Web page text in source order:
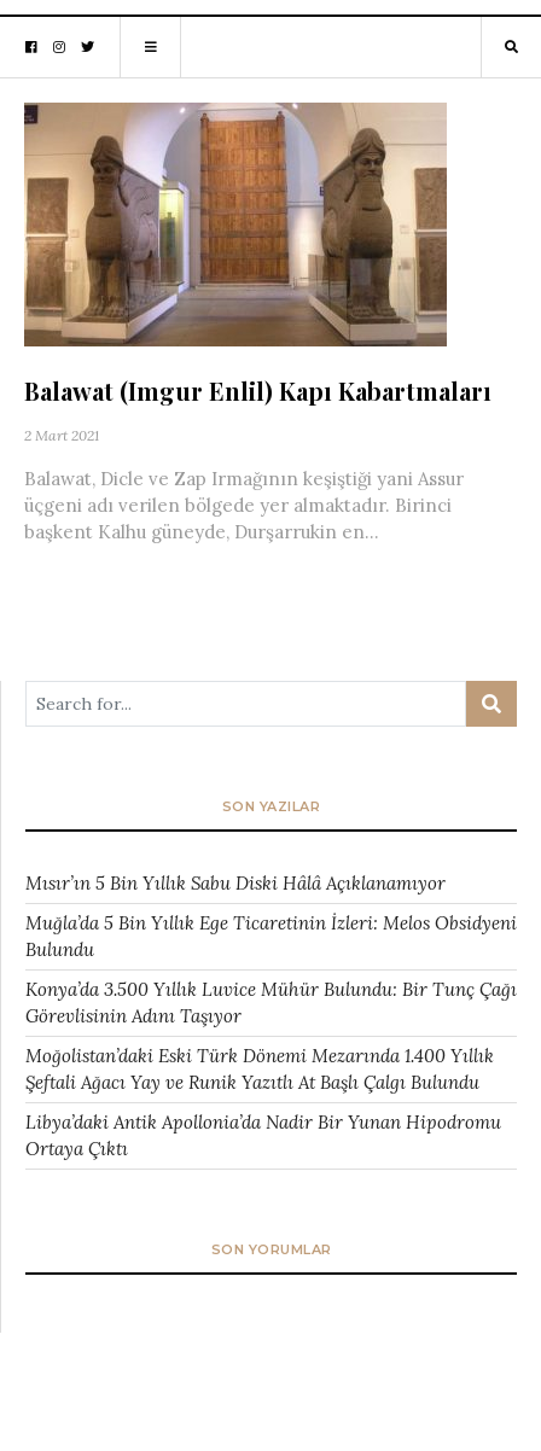
Balawat (Imgur Enlil) Kapı Kabartmaları
2 Mart 2021
Balawat, Dicle ve Zap Irmağının keşiştiği yani Assur
üçgeni adı verilen bölgede yer almaktadır. Birinci
başkent Kalhu güneyde, Durşarrukin en...
SON YAZILAR
Mısır’ın 5 Bin Yıllık Sabu Diski Hâlâ Açıklanamıyor
Muğla’da 5 Bin Yıllık Ege Ticaretinin İzleri: Melos Obsidyeni
Bulundu
Konya’da 3.500 Yıllık Luvice Mühür Bulundu: Bir Tunç Çağı
Görevlisinin Adını Taşıyor
Moğolistan’daki Eski Türk Dönemi Mezarında 1.400 Yıllık
Şeftali Ağacı Yay ve Runik Yazıtlı At Başlı Çalgı Bulundu
Libya’daki Antik Apollonia’da Nadir Bir Yunan Hipodromu
Ortaya Çıktı
SON YORUMLAR